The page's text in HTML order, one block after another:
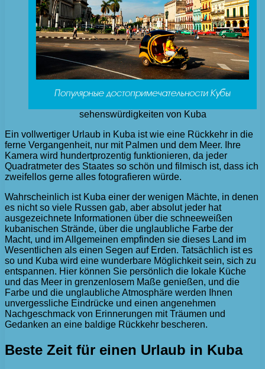
sehenswürdigkeiten von Kuba
Ein vollwertiger Urlaub in Kuba ist wie eine Rückkehr in die
ferne Vergangenheit, nur mit Palmen und dem Meer. Ihre
Kamera wird hundertprozentig funktionieren, da jeder
Quadratmeter des Staates so schön und filmisch ist, dass ich
zweifellos gerne alles fotografieren würde.
Wahrscheinlich ist Kuba einer der wenigen Mächte, in denen
es nicht so viele Russen gab, aber absolut jeder hat
ausgezeichnete Informationen über die schneeweißen
kubanischen Strände, über die unglaubliche Farbe der
Macht, und im Allgemeinen empfinden sie dieses Land im
Wesentlichen als einen Segen auf Erden. Tatsächlich ist es
so und Kuba wird eine wunderbare Möglichkeit sein, sich zu
entspannen. Hier können Sie persönlich die lokale Küche
und das Meer in grenzenlosem Maße genießen, und die
Farbe und die unglaubliche Atmosphäre werden Ihnen
unvergessliche Eindrücke und einen angenehmen
Nachgeschmack von Erinnerungen mit Träumen und
Gedanken an eine baldige Rückkehr bescheren.
Beste Zeit für einen Urlaub in Kuba